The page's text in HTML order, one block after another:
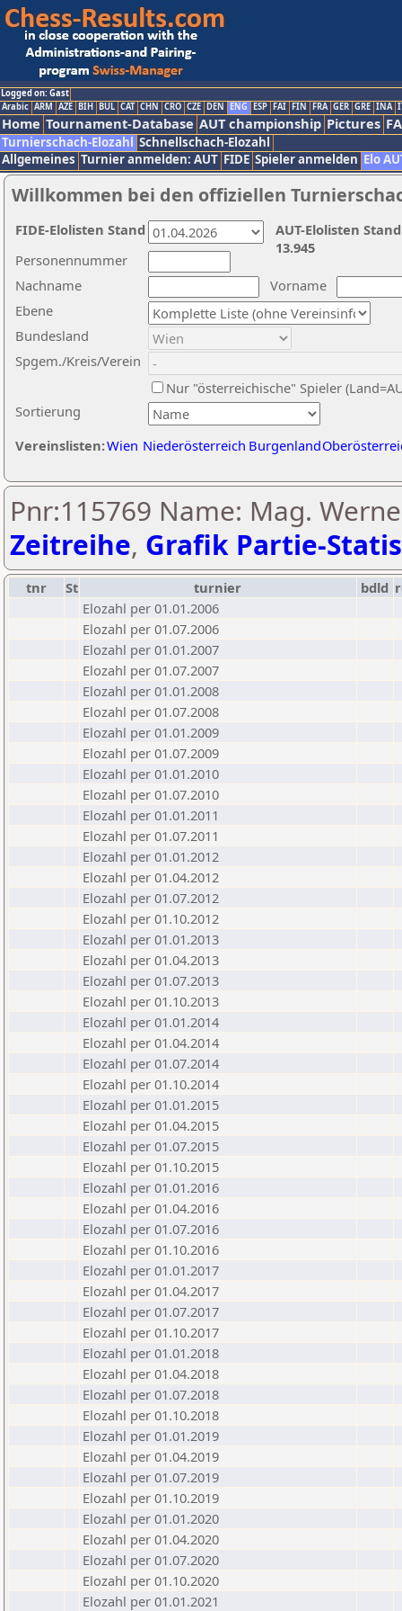
Logged on: Gast
Arabic ARM AZE BIH BUL CAT CHN CRO CZE DEN ENG ESP FAI FIN FRA GER GRE INA
Home Tournament-Database AUT championship Pictures
Turnierschach-Elozahl Schnellschach-Elozahl
Allgemeines Turnier anmelden: AUT FIDE Spieler anmelden Elo
Willkommen bei den offiziellen
Nachname
Vorname
Ebene
Sortierung
Personennummer
Bundesland
Spgem./Kreis/Verein
Nur "österreichische" Spieler
Vereinslisten:Wien Niederösterreich Burgenland
AUT-Elolisten
13.945
FIDE-Elolisten Stand
Pnr:115769 Name: Mag.
Zeitreihe, Grafik Partie-
tnr St turnier bdld
Elozahl per 01.01.2006
Elozahl per 01.07.2006
Elozahl per 01.01.2007
Elozahl per 01.07.2007
Elozahl per 01.01.2008
Elozahl per 01.07.2008
Elozahl per 01.01.2009
Elozahl per 01.07.2009
Elozahl per 01.01.2010
Elozahl per 01.07.2010
Elozahl per 01.01.2011
Elozahl per 01.07.2011
Elozahl per 01.01.2012
Elozahl per 01.04.2012
Elozahl per 01.07.2012
Elozahl per 01.10.2012
Elozahl per 01.01.2013
Elozahl per 01.04.2013
Elozahl per 01.07.2013
Elozahl per 01.10.2013
Elozahl per 01.01.2014
Elozahl per 01.04.2014
Elozahl per 01.07.2014
Elozahl per 01.10.2014
Elozahl per 01.01.2015
Elozahl per 01.04.2015
Elozahl per 01.07.2015
Elozahl per 01.10.2015
Elozahl per 01.01.2016
Elozahl per 01.04.2016
Elozahl per 01.07.2016
Elozahl per 01.10.2016
Elozahl per 01.01.2017
Elozahl per 01.04.2017
Elozahl per 01.07.2017
Elozahl per 01.10.2017
Elozahl per 01.01.2018
Elozahl per 01.04.2018
Elozahl per 01.07.2018
Elozahl per 01.10.2018
Elozahl per 01.01.2019
Elozahl per 01.04.2019
Elozahl per 01.07.2019
Elozahl per 01.10.2019
Elozahl per 01.01.2020
Elozahl per 01.04.2020
Elozahl per 01.07.2020
Elozahl per 01.10.2020
Elozahl per 01.01.2021